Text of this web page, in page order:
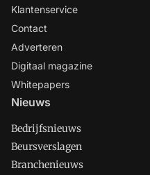
Klantenservice
Contact
Adverteren
Digitaal magazine
Whitepapers
Nieuws
Bedrijfsnieuws
Beursverslagen
Branchenieuws